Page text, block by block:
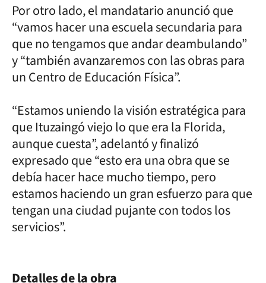
Por otro lado, el mandatario anunció que
“vamos hacer una escuela secundaria para
que no tengamos que andar deambulando”
y “también avanzaremos con las obras para
un Centro de Educación Física”.
“Estamos uniendo la visión estratégica para
que Ituzaingó viejo lo que era la Florida,
aunque cuesta”, adelantó y finalizó
expresado que “esto era una obra que se
debía hacer hace mucho tiempo, pero
estamos haciendo un gran esfuerzo para que
tengan una ciudad pujante con todos los
servicios”.
Detalles de la obra